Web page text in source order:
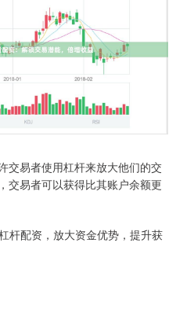
交易者使用杠杆来放大他们的交
交易者可以获得比其账户余额更
杆配资，放大资金优势，提升获